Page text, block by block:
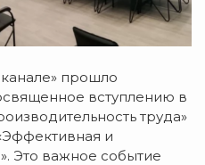
прошло
вступлению в
труда»
и
Это важное событие